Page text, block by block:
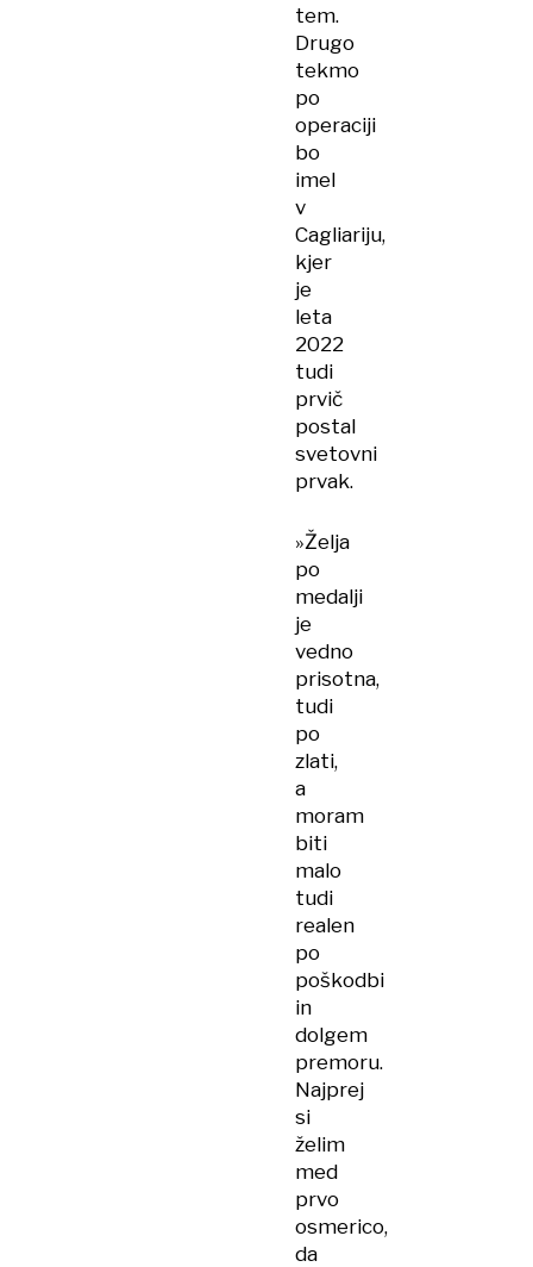
tem.
Drugo
tekmo
po
operaciji
bo
imel
v
Cagliariju,
kjer
je
leta
2022
tudi
prvič
postal
svetovni
prvak.
»Želja
po
medalji
je
vedno
prisotna,
tudi
po
zlati,
a
moram
biti
malo
tudi
realen
po
poškodbi
in
dolgem
premoru.
Najprej
si
želim
med
prvo
osmerico,
da